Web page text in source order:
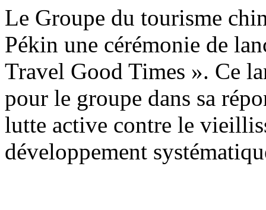
Le Groupe du tourisme
Pékin une cérémonie de
Travel Good Times ». Ce
pour le groupe dans sa
lutte active contre le
développement